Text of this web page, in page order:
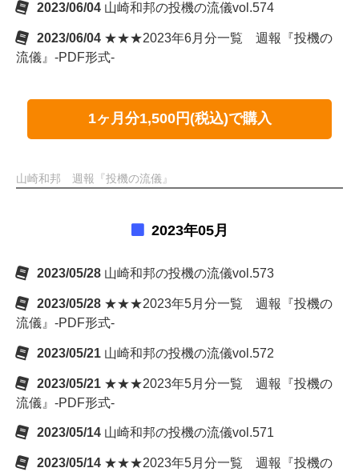
2023/06/04 山崎和邦の投機の流儀vol.574
2023/06/04 ★★★2023年6月分一覧 週報『投機の
流儀』-PDF形式-
1ヶ月分1,500円(税込)で購入
山崎和邦 週報『投機の流儀』
2023年05月
2023/05/28 山崎和邦の投機の流儀vol.573
2023/05/28 ★★★2023年5月分一覧 週報『投機の
流儀』-PDF形式-
2023/05/21 山崎和邦の投機の流儀vol.572
2023/05/21 ★★★2023年5月分一覧 週報『投機の
流儀』-PDF形式-
2023/05/14 山崎和邦の投機の流儀vol.571
2023/05/14 ★★★2023年5月分一覧 週報『投機の